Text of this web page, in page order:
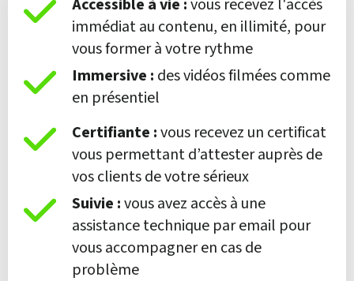
Accessible à vie :vous recevez l'accès
immédiat au contenu, en illimité, pour
vous former à votre rythme
Immersive : des vidéos filmées comme
en présentiel
Certifiante :vous recevez un certificat
vous permettant d’attester auprès de
vos clients de votre sérieux
Suivie :vous avez accès à une
assistance technique par email pour
vous accompagner en cas de
problème